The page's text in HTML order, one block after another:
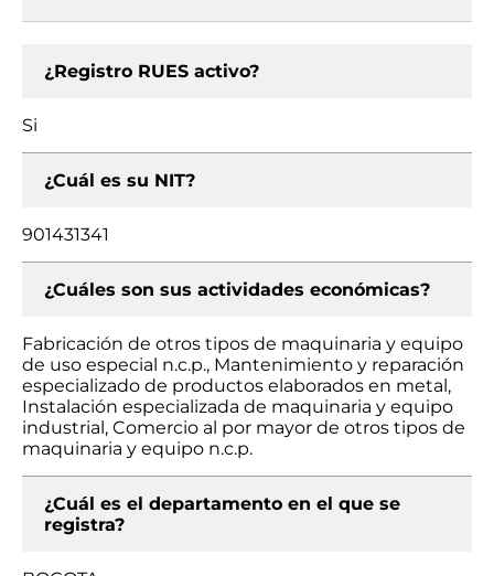
¿Registro RUES activo?
Si
¿Cuál es su NIT?
901431341
¿Cuáles son sus actividades económicas?
Fabricación de otros tipos de maquinaria y equipo
de uso especial n.c.p., Mantenimiento y reparación
especializado de productos elaborados en metal,
Instalación especializada de maquinaria y equipo
industrial, Comercio al por mayor de otros tipos de
maquinaria y equipo n.c.p.
¿Cuál es el departamento en el que se
registra?